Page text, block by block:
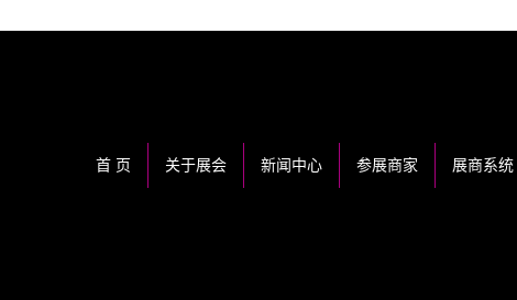
首 页 关于展会 新闻中心 参展商家 展商系统